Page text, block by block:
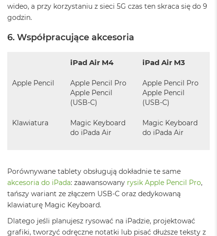
S
b
M
o
Z
o
t
y
W
e
wideo, a przy korzystaniu z sieci 5G czas ten skraca się do 9
godzin.
6. Współpracujące akcesoria
iPad Air M4 iPad Air M3
Apple Pencil
Apple Pencil Pro
Apple Pencil
(USB-C)
Apple Pencil Pro
Apple Pencil
(USB-C)
Klawiatura
Magic Keyboard
do iPada Air
Magic Keyboard
do iPada Air
Porównywane tablety obsługują dokładnie te same
akcesoria do iPada: zaawansowany rysik Apple Pencil Pro,
tańszy wariant ze złączem USB-C oraz dedykowaną
klawiaturę Magic Keyboard.
Dlatego jeśli planujesz rysować na iPadzie, projektować
grafiki, tworzyć odręczne notatki lub pisać dłuższe teksty z